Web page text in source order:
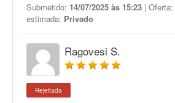
Submetido: 14/07/2025 às 15:23 | Oferta:
estimada: Privado
Ragovesi S.
Rejeitada